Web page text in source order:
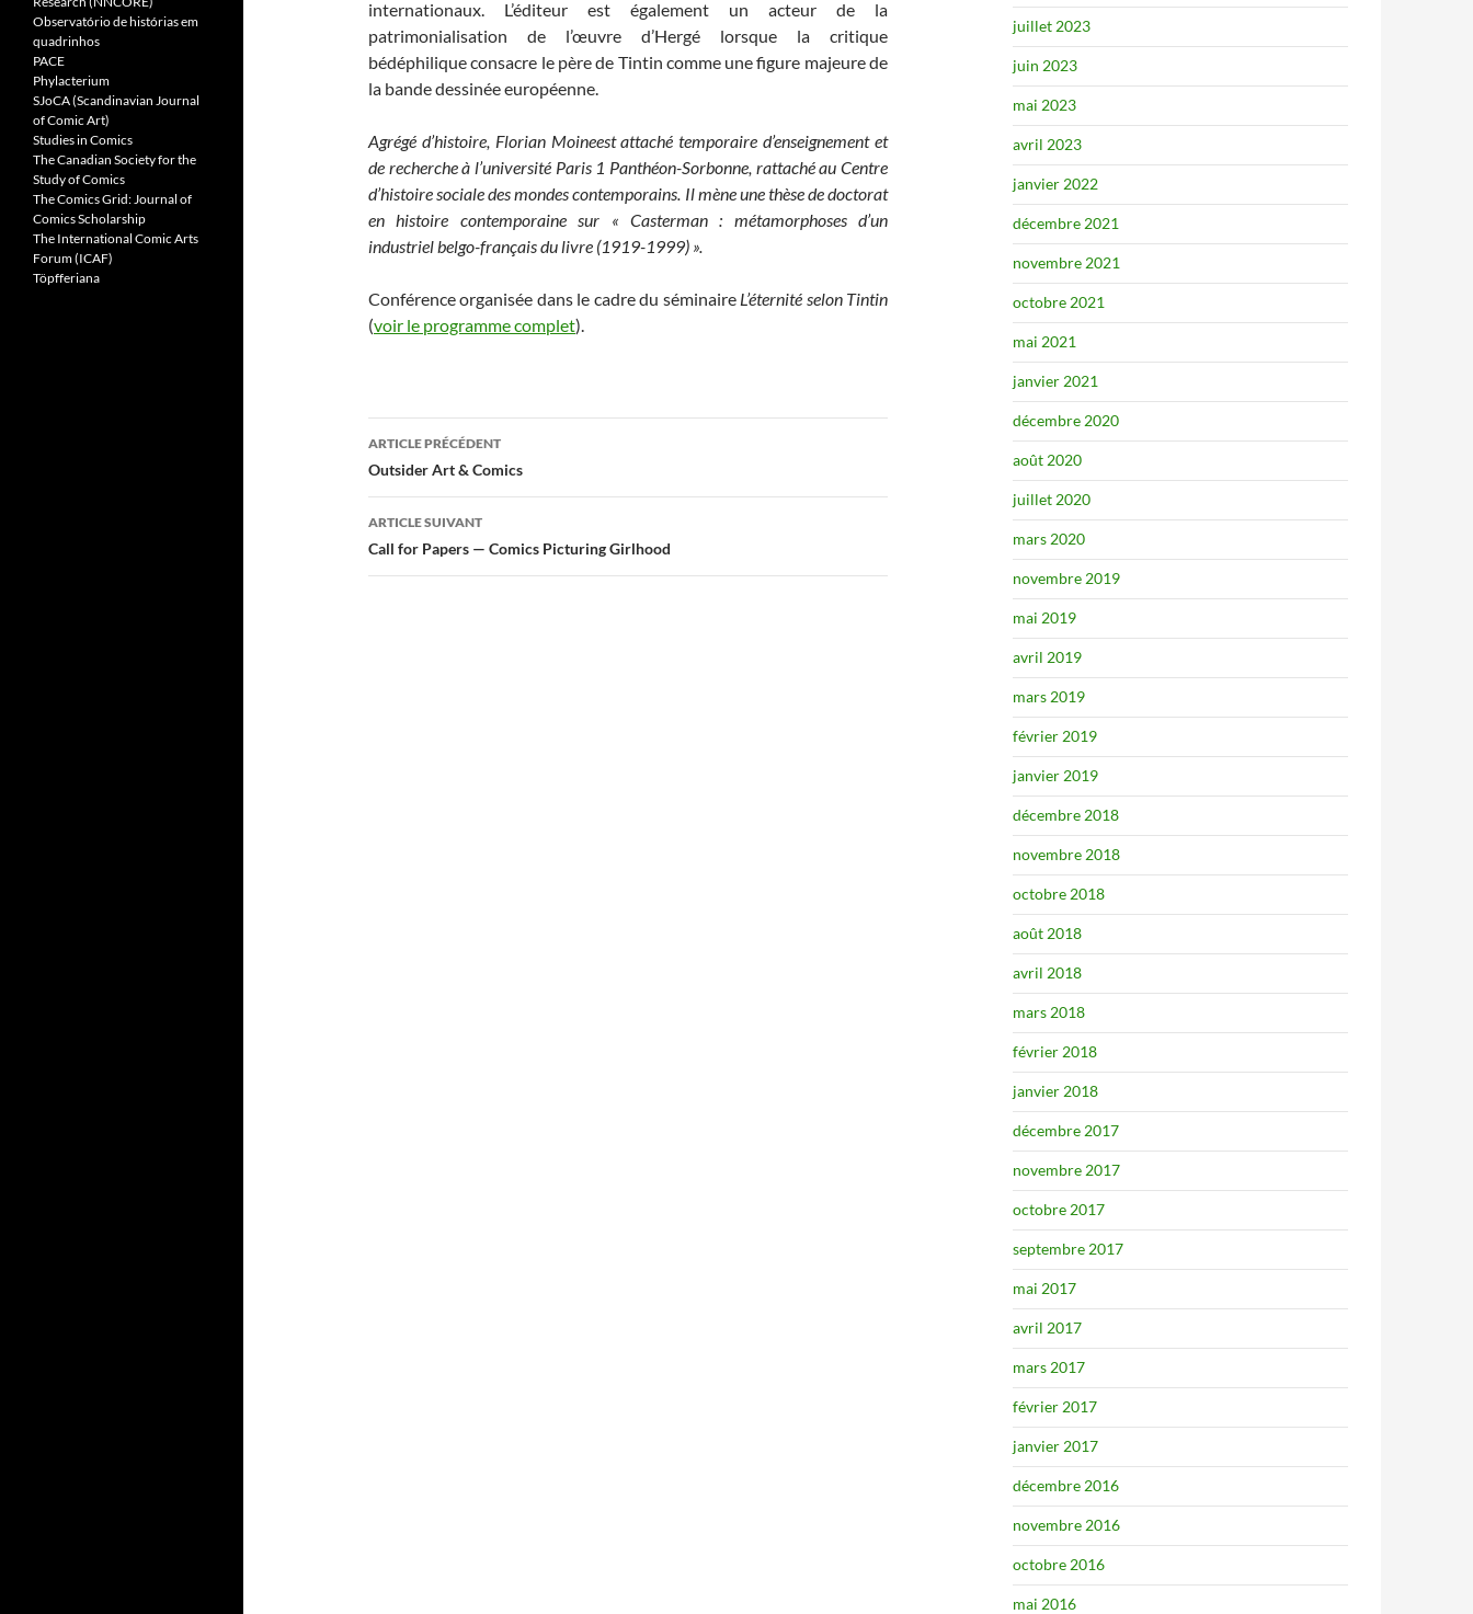
internationaux. L’éditeur est également un acteur de la
patrimonialisation de l’œuvre d’Hergé lorsque la critique
bédéphilique consacre le père de Tintin comme une figure majeure de
la bande dessinée européenne.
Agrégé d’histoire, Florian Moineest attaché temporaire d’enseignement et
de recherche à l’université Paris 1 Panthéon-Sorbonne, rattaché au Centre
d’histoire sociale des mondes contemporains. Il mène une thèse de doctorat
en histoire contemporaine sur « Casterman : métamorphoses d’un
industriel belgo-français du livre (1919-1999) ».
Conférence organisée dans le cadre du séminaire L’éternité selon Tintin
(voir le programme complet).
Navigation
des
articles
ARTICLE PRÉCÉDENT
Outsider Art & Comics
ARTICLE SUIVANT
Call for Papers — Comics Picturing Girlhood
juillet 2023
juin 2023
mai 2023
avril 2023
janvier 2022
décembre 2021
novembre 2021
octobre 2021
mai 2021
janvier 2021
décembre 2020
août 2020
juillet 2020
mars 2020
novembre 2019
mai 2019
avril 2019
mars 2019
février 2019
janvier 2019
décembre 2018
novembre 2018
octobre 2018
août 2018
avril 2018
mars 2018
février 2018
janvier 2018
décembre 2017
novembre 2017
octobre 2017
septembre 2017
mai 2017
avril 2017
mars 2017
février 2017
janvier 2017
décembre 2016
novembre 2016
octobre 2016
mai 2016
Observatório de histórias em
quadrinhos
PACE
Phylacterium
SJoCA (Scandinavian Journal
of Comic Art)
Studies in Comics
The Canadian Society for the
Study of Comics
The Comics Grid: Journal of
Comics Scholarship
The International Comic Arts
Forum (ICAF)
Töpfferiana